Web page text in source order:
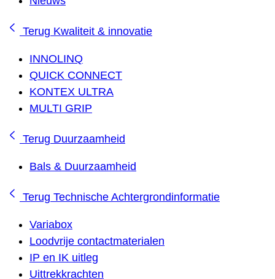
Terug Kwaliteit & innovatie
INNOLINQ
QUICK CONNECT
KONTEX ULTRA
MULTI GRIP
Terug Duurzaamheid
Bals & Duurzaamheid
Terug Technische Achtergrondinformatie
Variabox
Loodvrije contactmaterialen
IP en IK uitleg
Uittrekkrachten